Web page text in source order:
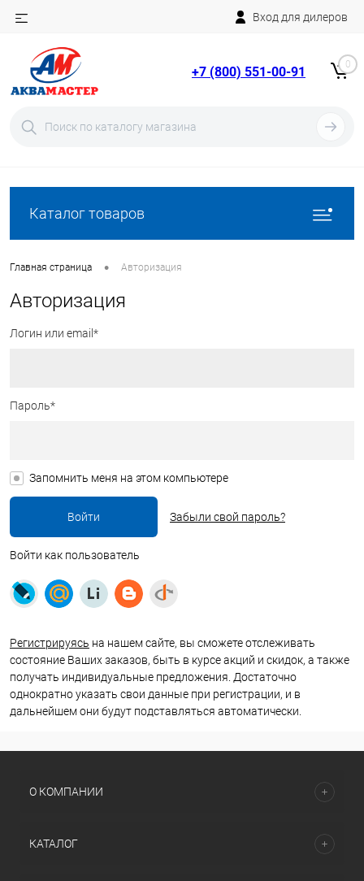
Вход для дилеров
+7 (800) 551-00-91 0
Каталог товаров
Главная страница • Авторизация
Авторизация
Логин или email*
Пароль*
Запомнить меня на этом компьютере
Забыли свой пароль?
Войти как пользователь
Регистрируясь на нашем сайте, вы сможете отслеживать
состояние Ваших заказов, быть в курсе акций и скидок, а также
получать индивидуальные предложения. Достаточно
однократно указать свои данные при регистрации, и в
дальнейшем они будут подставляться автоматически.
О КОМПАНИИ
КАТАЛОГ